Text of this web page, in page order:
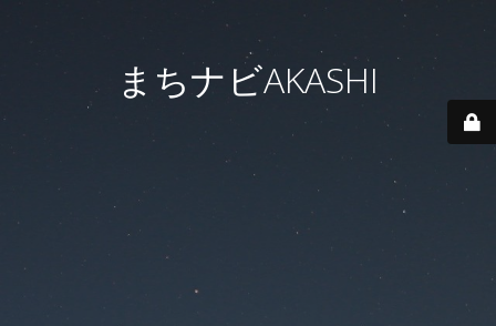
まちナビAKASHI